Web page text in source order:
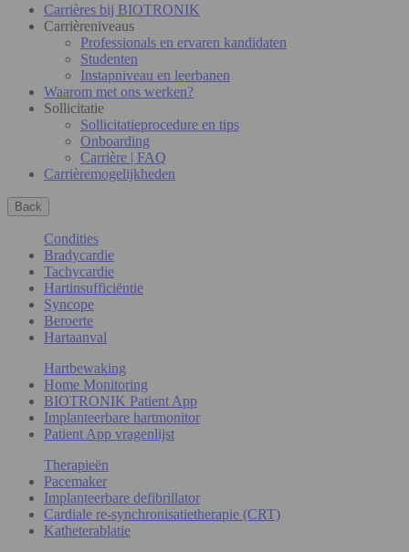
Carrières bij BIOTRONIK
Carrièreniveaus
Professionals en ervaren kandidaten
Studenten
Instapniveau en leerbanen
Waarom met ons werken?
Sollicitatie
Sollicitatieprocedure en tips
Onboarding
Carrière | FAQ
Carrièremogelijkheden
Back
Condities
Bradycardie
Tachycardie
Hartinsufficiëntie
Syncope
Beroerte
Hartaanval
Hartbewaking
Home Monitoring
BIOTRONIK Patient App
Implanteerbare hartmonitor
Patient App vragenlijst
Therapieën
Pacemaker
Implanteerbare defibrillator
Cardiale re-synchronisatietherapie (CRT)
Katheterablatie